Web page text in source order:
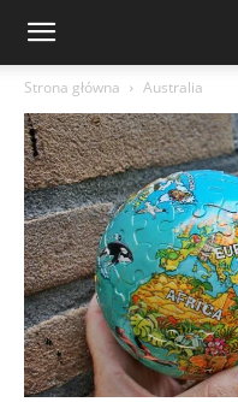
Strona główna Australia